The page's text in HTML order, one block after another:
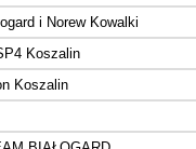
i Norew Kowalki
Koszalin
Koszalin